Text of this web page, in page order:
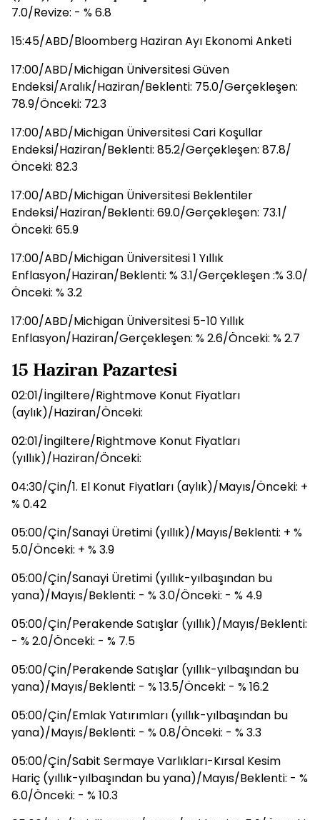
7.0/Revize: - % 6.8
15:45/ABD/Bloomberg Haziran Ayı Ekonomi Anketi
17:00/ABD/Michigan Üniversitesi Güven
Endeksi/Aralık/Haziran/Beklenti: 75.0/Gerçekleşen:
78.9/Önceki: 72.3
17:00/ABD/Michigan Üniversitesi Cari Koşullar
Endeksi/Haziran/Beklenti: 85.2/Gerçekleşen: 87.8/
Önceki: 82.3
17:00/ABD/Michigan Üniversitesi Beklentiler
Endeksi/Haziran/Beklenti: 69.0/Gerçekleşen: 73.1/
Önceki: 65.9
17:00/ABD/Michigan Üniversitesi 1 Yıllık
Enflasyon/Haziran/Beklenti: % 3.1/Gerçekleşen :% 3.0/
Önceki: % 3.2
17:00/ABD/Michigan Üniversitesi 5-10 Yıllık
Enflasyon/Haziran/Gerçekleşen: % 2.6/Önceki: % 2.7
15 Haziran Pazartesi
02:01/İngiltere/Rightmove Konut Fiyatları
(aylık)/Haziran/Önceki:
02:01/İngiltere/Rightmove Konut Fiyatları
(yıllık)/Haziran/Önceki:
04:30/Çin/1. El Konut Fiyatları (aylık)/Mayıs/Önceki: +
% 0.42
05:00/Çin/Sanayi Üretimi (yıllık)/Mayıs/Beklenti: + %
5.0/Önceki: + % 3.9
05:00/Çin/Sanayi Üretimi (yıllık-yılbaşından bu
yana)/Mayıs/Beklenti: - % 3.0/Önceki: - % 4.9
05:00/Çin/Perakende Satışlar (yıllık)/Mayıs/Beklenti:
- % 2.0/Önceki: - % 7.5
05:00/Çin/Perakende Satışlar (yıllık-yılbaşından bu
yana)/Mayıs/Beklenti: - % 13.5/Önceki: - % 16.2
05:00/Çin/Emlak Yatırımları (yıllık-yılbaşından bu
yana)/Mayıs/Beklenti: - % 0.8/Önceki: - % 3.3
05:00/Çin/Sabit Sermaye Varlıkları-Kırsal Kesim
Hariç (yıllık-yılbaşından bu yana)/Mayıs/Beklenti: - %
6.0/Önceki: - % 10.3